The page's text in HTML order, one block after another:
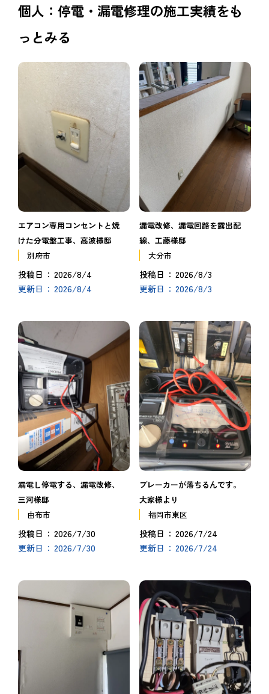
個人：停電・漏電修理の施工実績をも
っとみる
エアコン専用コンセントと焼
けた分電盤工事、高波様邸
別府市
投稿日 2026/8/4
更新日 2026/8/4
漏電改修、漏電回路を露出配
線、工藤様邸
大分市
投稿日 2026/8/3
更新日 2026/8/3
漏電し停電する、漏電改修、
三河様邸
由布市
投稿日 2026/7/30
更新日 2026/7/30
ブレーカーが落ちるんです。
大家様より
福岡市東区
投稿日 2026/7/24
更新日 2026/7/24